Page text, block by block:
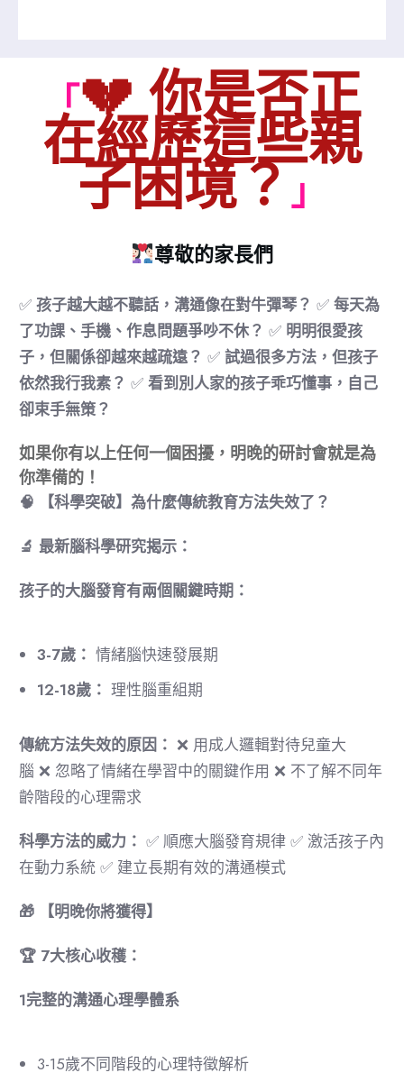
「💔 你是否正
在經歷這些親
子困境？」
尊敬的家長們
✅ 孩子越大越不聽話，溝通像在對牛彈琴？ ✅ 每天為
了功課、手機、作息問題爭吵不休？ ✅ 明明很愛孩
子，但關係卻越來越疏遠？ ✅ 試過很多方法，但孩子
依然我行我素？ ✅ 看到別人家的孩子乖巧懂事，自己
卻束手無策？
如果你有以上任何一個困擾，明晚的研討會就是為
你準備的！
🧠 【科學突破】為什麼傳統教育方法失效了？
🔬 最新腦科學研究揭示：
孩子的大腦發育有兩個關鍵時期：
3-7歲： 情緒腦快速發展期
12-18歲： 理性腦重組期
傳統方法失效的原因： ❌ 用成人邏輯對待兒童大
腦 ❌ 忽略了情緒在學習中的關鍵作用 ❌ 不了解不同年
齡階段的心理需求
科學方法的威力： ✅ 順應大腦發育規律 ✅ 激活孩子內
在動力系統 ✅ 建立長期有效的溝通模式
🎁 【明晚你將獲得】
🏆 7大核心收穫：
1️完整的溝通心理學體系
3-15歲不同階段的心理特徵解析